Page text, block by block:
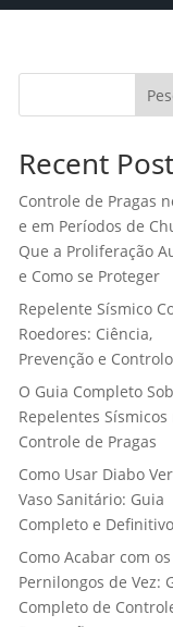
Recent
Controle de Pragas
e em Períodos de
Que a Proliferação
e Como se Proteger
Repelente Sísmico
Roedores: Ciência,
Prevenção e
O Guia Completo
Repelentes Sísmicos
Controle de Pragas
Como Usar Diabo
Vaso Sanitário: Guia
Completo e Definitivo
Como Acabar com os
Pernilongos de Vez:
Completo de